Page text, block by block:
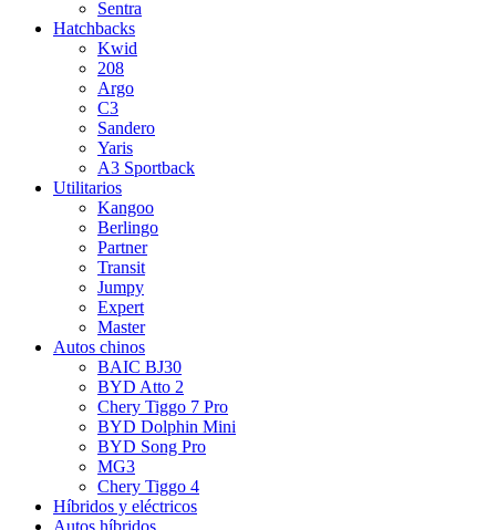
Sentra
Hatchbacks
Kwid
208
Argo
C3
Sandero
Yaris
A3 Sportback
Utilitarios
Kangoo
Berlingo
Partner
Transit
Jumpy
Expert
Master
Autos chinos
BAIC BJ30
BYD Atto 2
Chery Tiggo 7 Pro
BYD Dolphin Mini
BYD Song Pro
MG3
Chery Tiggo 4
Híbridos y eléctricos
Autos híbridos